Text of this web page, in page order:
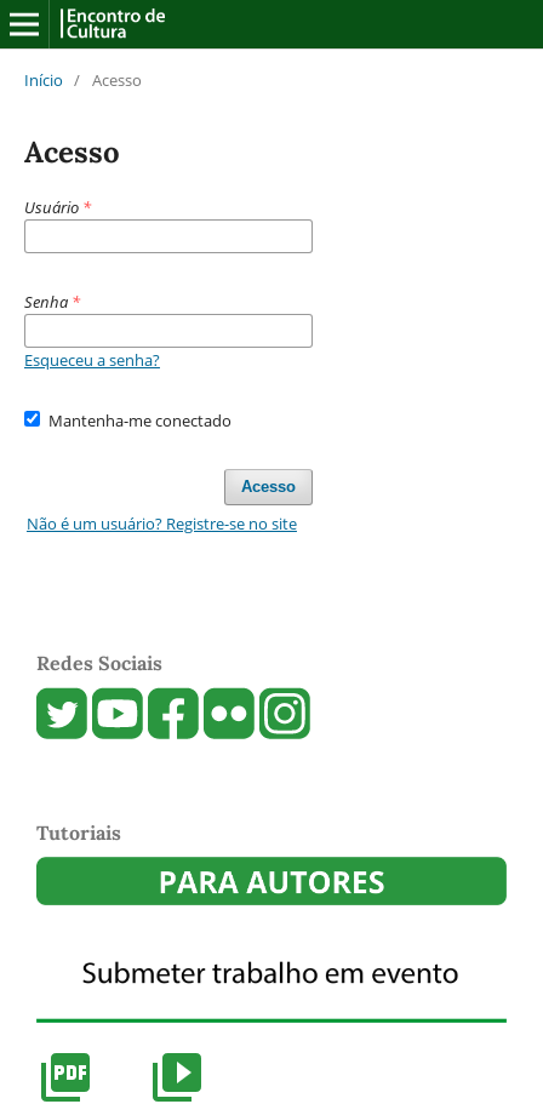
Início / Acesso
Acesso
Usuário *
Senha *
Esqueceu a senha?
Mantenha-me conectado
Acesso
Não é um usuário? Registre-se no site
Redes Sociais
Tutoriais